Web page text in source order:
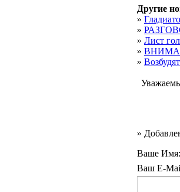
Другие
»
»
» Лист
»
»
»
Ваше
Ваш E-